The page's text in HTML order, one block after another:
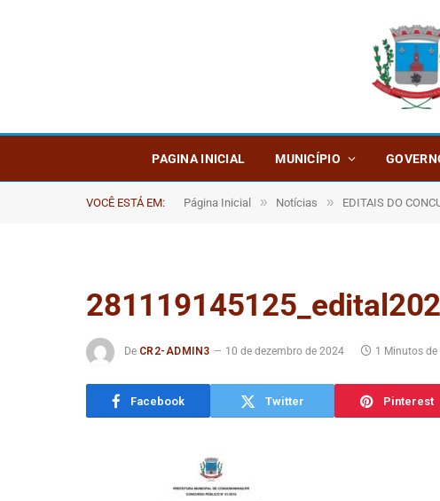
PAGINA INICIAL MUNICÍPIO
VOCÊ ESTÁ EM: Página Inicial » Notícias » EDITAIS DO
De CR2-ADMIN3 10 de dezembro de 2024 1 Minutos de
Facebook Twitter Pinterest